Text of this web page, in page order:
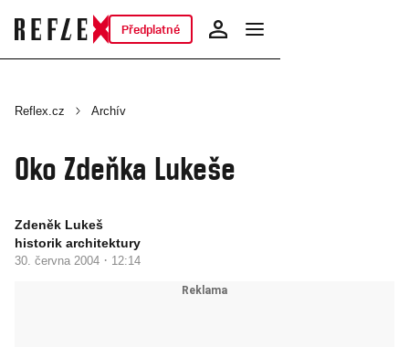
Předplatné
Reflex.cz Archív
Oko Zdeňka Lukeše
Zdeněk Lukeš
historik architektury
30. června 2004 · 12:14